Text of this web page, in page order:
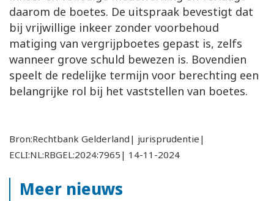
daarom de boetes. De uitspraak bevestigt dat
bij vrijwillige inkeer zonder voorbehoud
matiging van vergrijpboetes gepast is, zelfs
wanneer grove schuld bewezen is. Bovendien
speelt de redelijke termijn voor berechting een
belangrijke rol bij het vaststellen van boetes.
Bron:Rechtbank Gelderland| jurisprudentie|
ECLI:NL:RBGEL:2024:7965| 14-11-2024
Meer nieuws